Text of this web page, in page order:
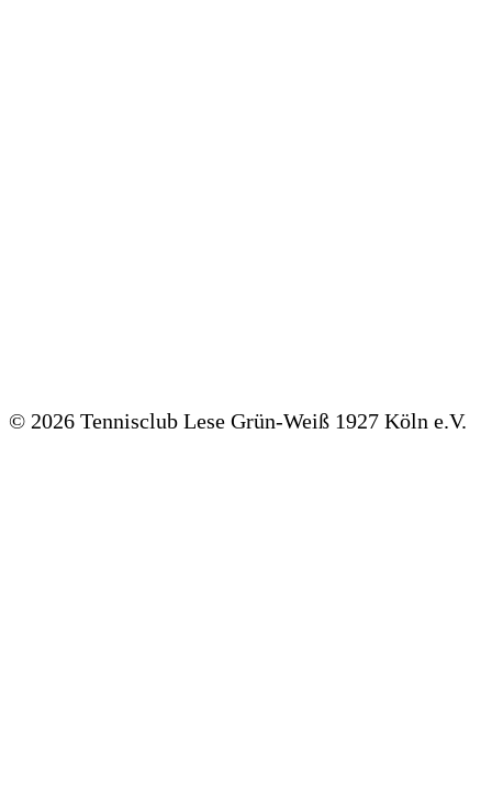
© 2026 Tennisclub Lese Grün-Weiß 1927 Köln e.V.